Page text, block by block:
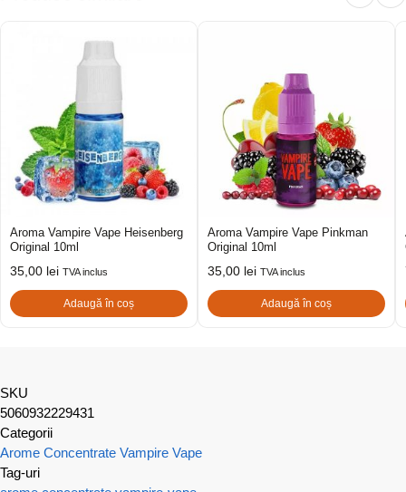
Aroma Vampire Vape Heisenberg
Original 10ml
35,00 lei TVA inclus
Adaugă în coș
Aroma Vampire Vape Pinkman
Original 10ml
35,00 lei TVA inclus
Adaugă în coș
SKU
5060932229431
Categorii
Arome Concentrate Vampire Vape
Tag-uri